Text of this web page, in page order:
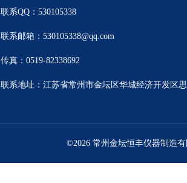
联系QQ：530105338
联系邮箱：530105338@qq.com
传真：0519-82338692
联系地址：江苏省常州市金坛区华城经济开发区
©2026 常州金坛恒丰仪器制造